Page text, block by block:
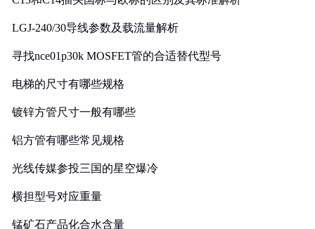
LGJ-240/30导线参数及载流量解析
寻找nce01p30k MOSFET管的合适替代型号
电梯的尺寸有哪些规格
镀锌方管尺寸一般有哪些
铝方管有哪些常见规格
光线传媒参投三国的星空爆冷
横担型号对应重量
锰矿石产品化合水含量